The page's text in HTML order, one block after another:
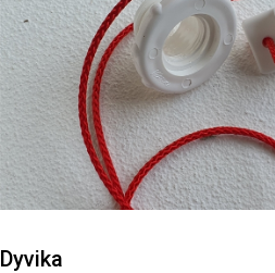
Dyvika